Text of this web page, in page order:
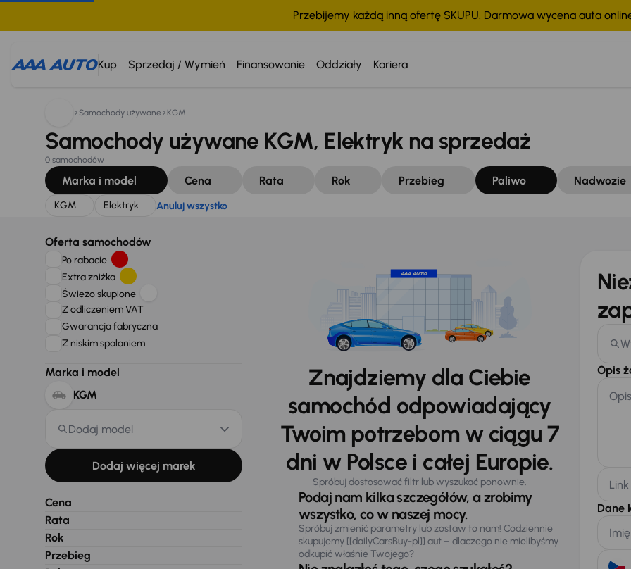
Przebijemy każdą inną ofertę SKUPU. Darmowa wycena auta
Kup Sprzedaj / Wymień Finansowanie Oddziały Kariera
Szukam: Anuluj wszystko
Samochody używane KGM
Samochody używane KGM, Elektryk na sprzedaż
0 samochodów
Marka i model Cena Rata Rok Przebieg Paliwo Nadwozie
KGM Elektryk Anuluj wszystko
Oferta samochodów
Po rabacie
Extra zniżka
Świeżo skupione
Z odliczeniem VAT
Gwarancja fabryczna
Z niskim spalaniem
Marka i model
KGM
Dodaj model
Dodaj więcej marek
Cena
Rata
Rok
Przebieg
Znajdziemy dla Ciebie
samochód odpowiadający
Twoim potrzebom w ciągu 7
dni w Polsce i całej Europie.
Spróbuj dostosować filtr lub wyszukać ponownie.
Podaj nam kilka szczegółów, a zrobimy
wszystko, co w naszej mocy.
Spróbuj zmienić parametry lub zostaw to nam! Codziennie
skupujemy [[dailyCarsBuy-pl]] aut – dlaczego nie mielibyśmy
odkupić właśnie Twojego?
Opis
Dane